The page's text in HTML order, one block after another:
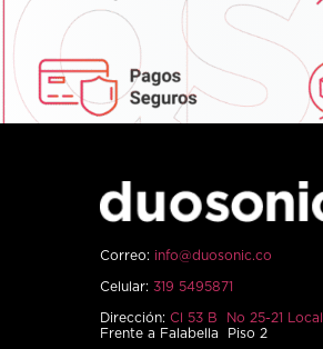
Correo: info@duosonic.co
Celular: 319 5495871
Dirección: Cl 53 B No 25-21
Frente a Falabella Piso 2